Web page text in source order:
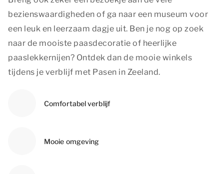
bezienswaardigheden of ga naar een museum voor
een leuk en leerzaam dagje uit. Ben je nog op zoek
naar de mooiste paasdecoratie of heerlijke
paaslekkernijen? Ontdek dan de mooie winkels
tijdens je verblijf met Pasen in Zeeland.
Comfortabel verblijf
Mooie omgeving